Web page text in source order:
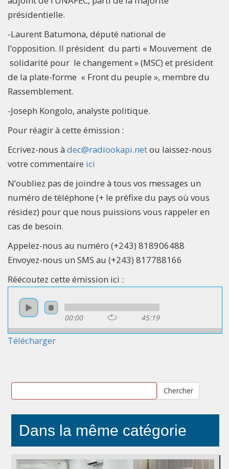
présidentielle.
-Laurent Batumona, député national de
l’opposition. Il président du parti « Mouvement de
solidarité pour le changement » (MSC) et président
de la plate-forme « Front du peuple », membre du
Rassemblement.
-Joseph Kongolo, analyste politique.
Pour réagir à cette émission :
Ecrivez-nous à dec@radiookapi.netou laissez-nous
votre commentaire ici
N’oubliez pas de joindre à tous vos messages un
numéro de téléphone (+ le préfixe du pays où vous
résidez) pour que nous puissions vous rappeler en
cas de besoin.
Appelez-nous au numéro (+243) 818906488
Envoyez-nous un SMS au (+243) 817788166
Réécoutez cette émission ici :
00:00 45:19
Télécharger
Chercher
Dans la même catégorie